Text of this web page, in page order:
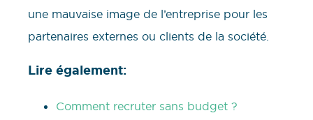
une mauvaise image de l’entreprise pour les
partenaires externes ou clients de la société.
Lire également:
Comment recruter sans budget ?